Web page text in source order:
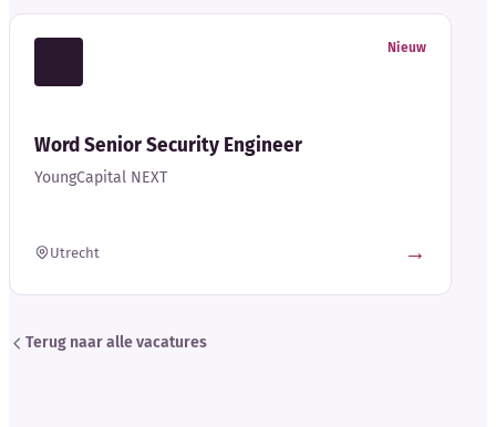
Nieuw
Word Senior Security Engineer
YoungCapital NEXT
Utrecht →
Terug naar alle vacatures